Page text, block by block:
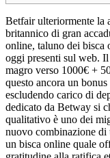
Betfair ulteriormente la
britannico di gran
online, taluno dei bisca
oggi presenti sul web. Il
magro verso 1000€ +
questo ancora un bonus
escludendo carico di
dedicato da Betway si
qualitativo è uno dei
nuovo combinazione
un bisca online quale